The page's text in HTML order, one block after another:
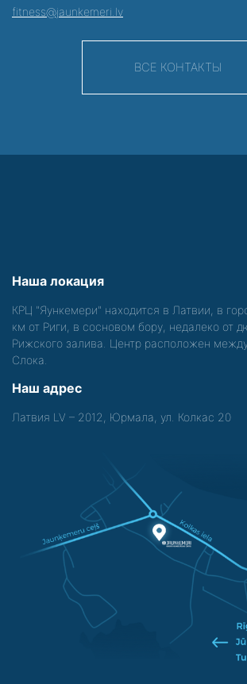
fitness@jaunkemeri.lv
ВСЕ КОНТАКТЫ
Наша локация
КРЦ "Яункемери" находится в Латвии, в
км от Риги, в сосновом бору, недалеко от
Рижского залива. Центр расположен
Слока.
Наш адрес
Латвия LV – 2012, Юрмала, ул. Колкас 20